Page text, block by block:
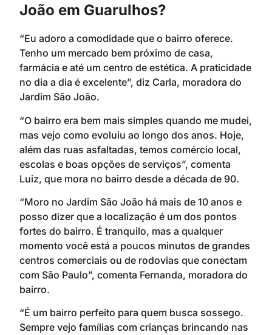
João em Guarulhos?
“Eu adoro a comodidade que o bairro oferece.
Tenho um mercado bem próximo de casa,
farmácia e até um centro de estética. A praticidade
no dia a dia é excelente”, diz Carla, moradora do
Jardim São João.
“O bairro era bem mais simples quando me mudei,
mas vejo como evoluiu ao longo dos anos. Hoje,
além das ruas asfaltadas, temos comércio local,
escolas e boas opções de serviços”, comenta
Luiz, que mora no bairro desde a década de 90.
“Moro no Jardim São João há mais de 10 anos e
posso dizer que a localização é um dos pontos
fortes do bairro. É tranquilo, mas a qualquer
momento você está a poucos minutos de grandes
centros comerciais ou de rodovias que conectam
com São Paulo”, comenta Fernanda, moradora do
bairro.
“É um bairro perfeito para quem busca sossego.
Sempre vejo famílias com crianças brincando nas